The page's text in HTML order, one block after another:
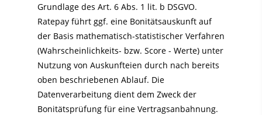
Grundlage des Art. 6 Abs. 1 lit. b DSGVO.
Ratepay führt ggf. eine Bonitätsauskunft auf
der Basis mathematisch-statistischer Verfahren
(Wahrscheinlichkeits- bzw. Score - Werte) unter
Nutzung von Auskunfteien durch nach bereits
oben beschriebenen Ablauf. Die
Datenverarbeitung dient dem Zweck der
Bonitätsprüfung für eine Vertragsanbahnung.